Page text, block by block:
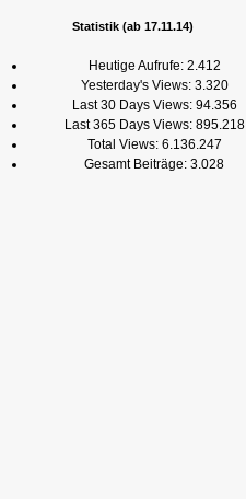
Statistik (ab 17.11.14)
Heutige Aufrufe: 2.412
Yesterday's Views: 3.320
Last 30 Days Views: 94.356
Last 365 Days Views: 895.218
Total Views: 6.136.247
Gesamt Beiträge: 3.028